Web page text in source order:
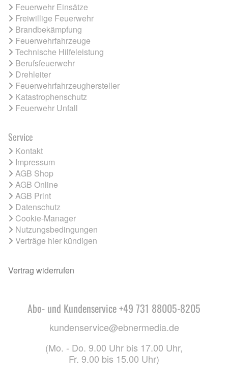
Feuerwehr Einsätze
Freiwillige Feuerwehr
Brandbekämpfung
Feuerwehrfahrzeuge
Technische Hilfeleistung
Berufsfeuerwehr
Drehleiter
Feuerwehrfahrzeughersteller
Katastrophenschutz
Feuerwehr Unfall
Service
Kontakt
Impressum
AGB Shop
AGB Online
AGB Print
Datenschutz
Cookie-Manager
Nutzungsbedingungen
Verträge hier kündigen
Vertrag widerrufen
Abo- und Kundenservice +49 731 88005-8205
kundenservice@ebnermedia.de
(Mo. - Do. 9.00 Uhr bis 17.00 Uhr,
Fr. 9.00 bis 15.00 Uhr)